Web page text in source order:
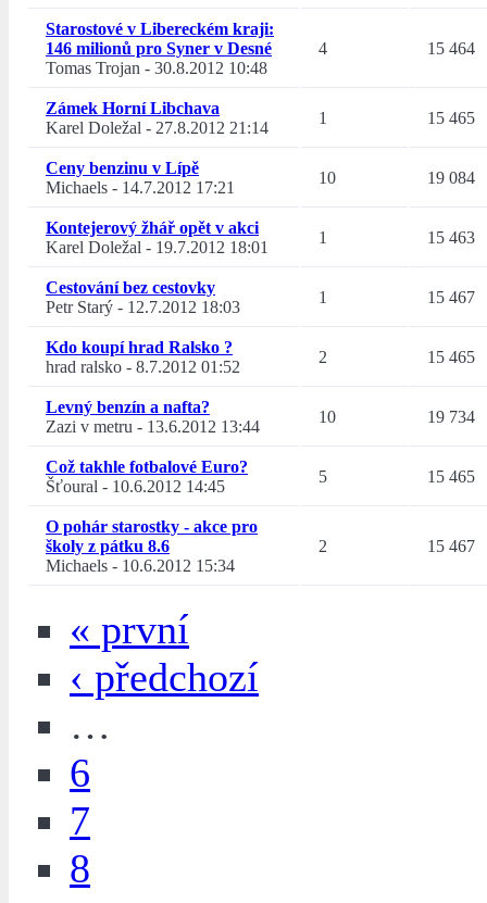
Starostové v Libereckém kraji:
146 milionů pro Syner v Desné
Tomas Trojan - 30.8.2012 10:48
4 15 464
Zámek Horní Libchava
Karel Doležal - 27.8.2012 21:14
1 15 465
Ceny benzinu v Lípě
Michaels - 14.7.2012 17:21
10 19 084
Kontejerový žhář opět v akci
Karel Doležal - 19.7.2012 18:01
1 15 463
Cestování bez cestovky
Petr Starý - 12.7.2012 18:03
1 15 467
Kdo koupí hrad Ralsko ?
hrad ralsko - 8.7.2012 01:52
2 15 465
Levný benzín a nafta?
Zazi v metru - 13.6.2012 13:44
10 19 734
Což takhle fotbalové Euro?
Šťoural - 10.6.2012 14:45
5 15 465
O pohár starostky - akce pro
školy z pátku 8.6
Michaels - 10.6.2012 15:34
2 15 467
« první
‹ předchozí
…
6
7
8